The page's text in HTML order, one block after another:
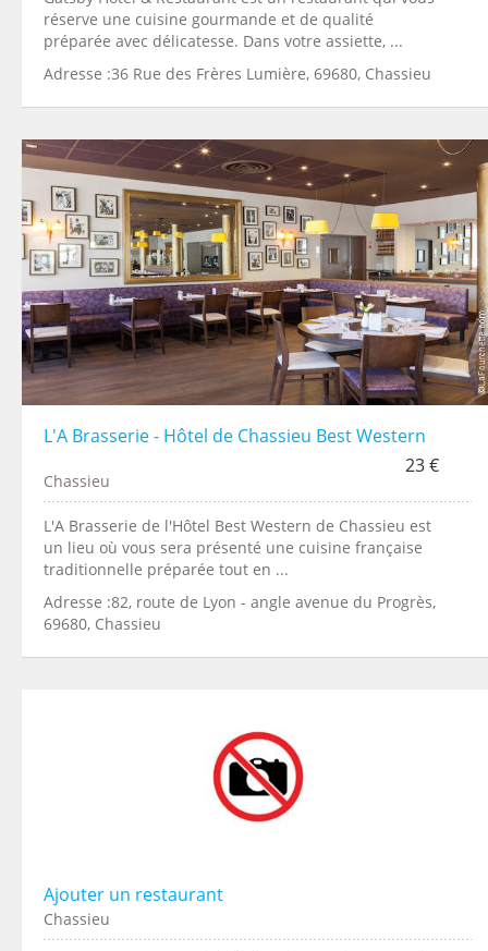
réserve une cuisine gourmande et de qualité
préparée avec délicatesse. Dans votre assiette, ...
Adresse :36 Rue des Frères Lumière, 69680, Chassieu
L'A Brasserie - Hôtel de Chassieu Best Western
23 €
Chassieu
L'A Brasserie de l'Hôtel Best Western de Chassieu est
un lieu où vous sera présenté une cuisine française
traditionnelle préparée tout en ...
Adresse :82, route de Lyon - angle avenue du Progrès,
69680, Chassieu
Ajouter un restaurant
Chassieu